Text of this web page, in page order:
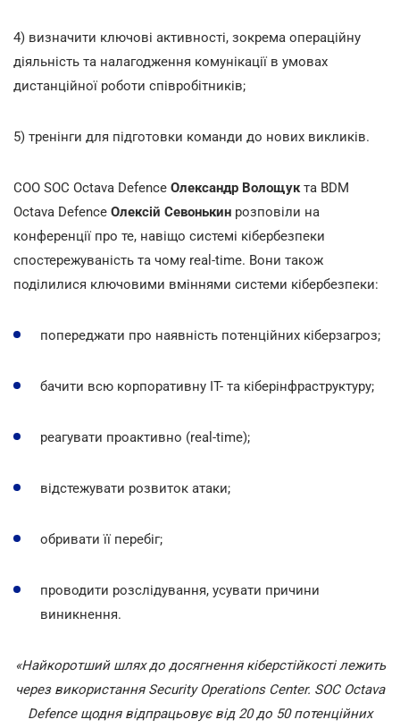
4) визначити ключові активності, зокрема операційну
діяльність та налагодження комунікації в умовах
дистанційної роботи співробітників;
5) тренінги для підготовки команди до нових викликів.
СОО SOC Octava Defence Олександр Волощукта BDM
Octava Defence Олексій Севонькин розповіли на
конференції про те, навіщо системі кібербезпеки
спостережуваність та чому real-time. Вони також
поділилися ключовими вміннями системи кібербезпеки:
попереджати про наявність потенційних кіберзагроз;
бачити всю корпоративну IT- та кіберінфраструктуру;
реагувати проактивно (real-time);
відстежувати розвиток атаки;
обривати її перебіг;
проводити розслідування, усувати причини
виникнення.
«Найкоротший шлях до досягнення кіберстійкості лежить
через використання Security Operations Center. SOC Octava
Defence щодня відпрацьовує від 20 до 50 потенційних